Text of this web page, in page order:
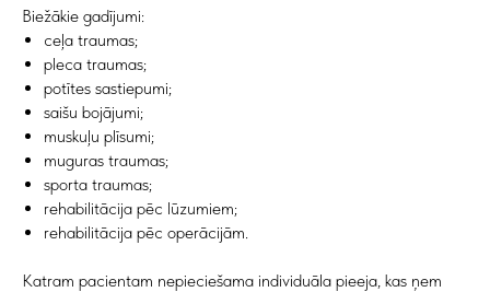
Biežākie gadījumi:
ceļa traumas;
pleca traumas;
potītes sastiepumi;
saišu bojājumi;
muskuļu plīsumi;
muguras traumas;
sporta traumas;
rehabilitācija pēc lūzumiem;
rehabilitācija pēc operācijām.
Katram pacientam nepieciešama individuāla pieeja, kas ņem